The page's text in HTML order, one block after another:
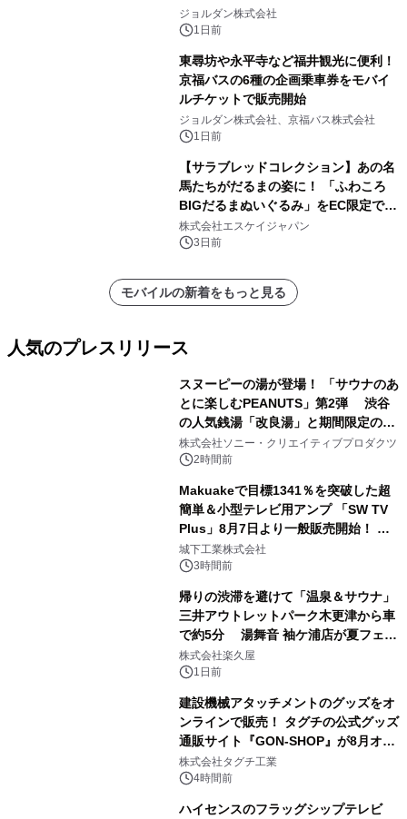
ジョルダン株式会社
1日前
東尋坊や永平寺など福井観光に便利！
京福バスの6種の企画乗車券をモバイ
ルチケットで販売開始
ジョルダン株式会社、京福バス株式会社
1日前
【サラブレッドコレクション】あの名
馬たちがだるまの姿に！ 「ふわころ
BIGだるまぬいぐるみ」をEC限定で受
注販売開始
株式会社エスケイジャパン
3日前
モバイルの新着をもっと見る
人気のプレスリリース
スヌーピーの湯が登場！ 「サウナのあ
とに楽しむPEANUTS」第2弾 渋谷
の人気銭湯「改良湯」と期間限定のコ
ラボレーション サウナイキタイコラ
ボグッズも発売決定！
株式会社ソニー・クリエイティブプロダクツ
2時間前
Makuakeで目標1341％を突破した超
簡単＆小型テレビ用アンプ 「SW TV
Plus」8月7日より一般販売開始！ ケ
ーブル1本つなぐだけ、テレビの音が
ぐっと豊かに
城下工業株式会社
3時間前
帰りの渋滞を避けて「温泉＆サウナ」
三井アウトレットパーク木更津から車
で約5分 湯舞音 袖ケ浦店が夏フェア
メニューを提供
株式会社楽久屋
1日前
建設機械アタッチメントのグッズをオ
ンラインで販売！ タグチの公式グッズ
通販サイト『GON-SHOP』が8月オー
プン
株式会社タグチ工業
4時間前
ハイセンスのフラッグシップテレビ